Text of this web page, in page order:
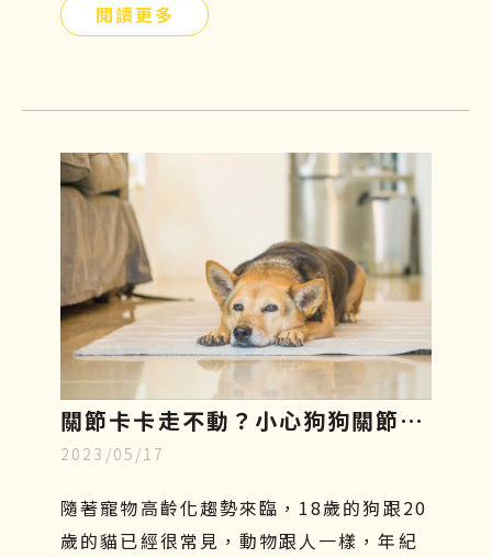
有沒有其他簡單且安全的方式可以幫助牠
是什麼、功效、副作用及費用，讓飼主們
更加了解這項先進的治療方式，幫助毛小
孩減緩疼痛，保持良好的活動力及生活品
質。
閱讀更多
關節卡卡走不動？小心狗狗關節
炎，了解症狀、幹細胞再生療法至
飲食指南
2023/05/17
隨著寵物高齡化趨勢來臨，18歲的狗跟20
歲的貓已經很常見，動物跟人一樣，年紀